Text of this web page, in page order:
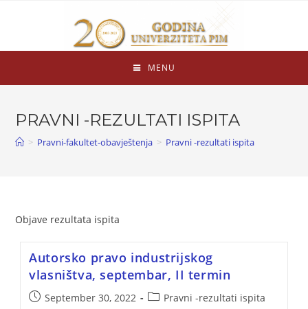
MENU
PRAVNI -REZULTATI ISPITA
> Pravni-fakultet-obavještenja > Pravni -rezultati ispita
Objave rezultata ispita
Autorsko pravo industrijskog
vlasništva, septembar, II termin
September 30, 2022 Pravni -rezultati ispita